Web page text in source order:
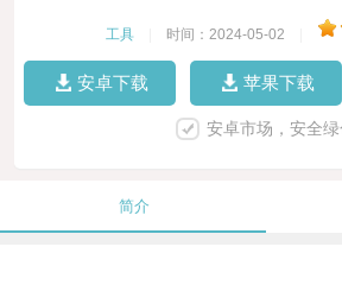
工具 时间：2024-05-02
安卓下载 苹果下载
安卓市场，安全
简介